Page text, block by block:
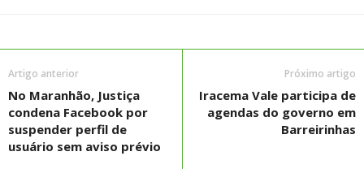
Artigo anterior
No Maranhão, Justiça
condena Facebook por
suspender perfil de
usuário sem aviso prévio
Próximo artigo
Iracema Vale participa de
agendas do governo em
Barreirinhas